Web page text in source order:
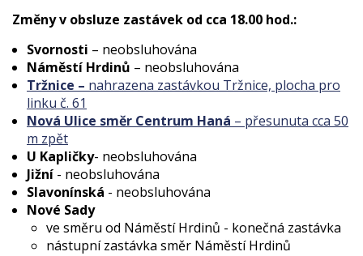
Změny v obsluze zastávek od cca 18.00 hod.:
Svornosti – neobsluhována
Náměstí Hrdinů – neobsluhována
Tržnice – nahrazena zastávkou Tržnice, plocha pro
linku č. 61
Nová Ulice směr Centrum Haná – přesunuta cca 50
m zpět
U Kapličky- neobsluhována
Jižní - neobsluhována
Slavonínská - neobsluhována
Nové Sady
ve směru od Náměstí Hrdinů - konečná zastávka
nástupní zastávka směr Náměstí Hrdinů